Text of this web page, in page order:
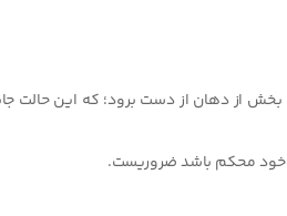
از دهان از دست برود؛ که این حالت
خود محکم باشد ضروریست.